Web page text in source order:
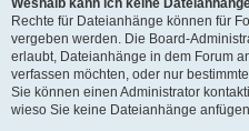
Weshalb kann ich keine
Rechte für Dateianhänge können für
vergeben werden. Die Board-
erlaubt, Dateianhänge in dem Forum
verfassen möchten, oder nur
Sie können einen Administrator
wieso Sie keine Dateianhänge